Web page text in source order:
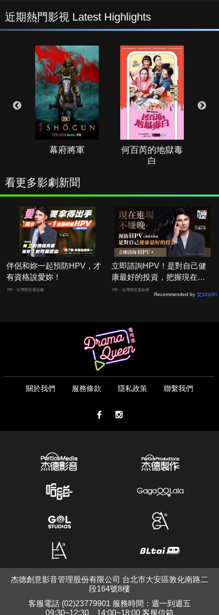
近期熱門影視 Latest Highlights
幕府將軍
何百芮的地獄毒
白
看更多影劇新聞
伴侶和妳一起預防HPV，才
有資格說愛妳！
PR・台灣癌症基金會
立即諮詢HPV！是對自己健
康最好的投資，把握現在不
嫌晚！
PR・台灣癌症基金會
Recommended by
關於我們 服務條款 隱私政策 聯繫我們
杰德創意影音管理股份有限公司 台北市大安區敦化南路二
段164號8樓
客服電話 (02)23779901 服務時間：週一到週五
09:30~12:30、14:00~18:00 客服信箱